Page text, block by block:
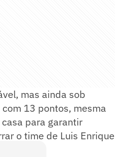
mas ainda sob
13 pontos, mesma
para garantir
o time de Luis Enrique